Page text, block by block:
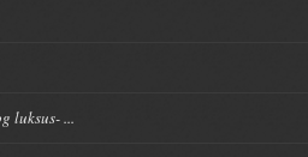
luksus- ...